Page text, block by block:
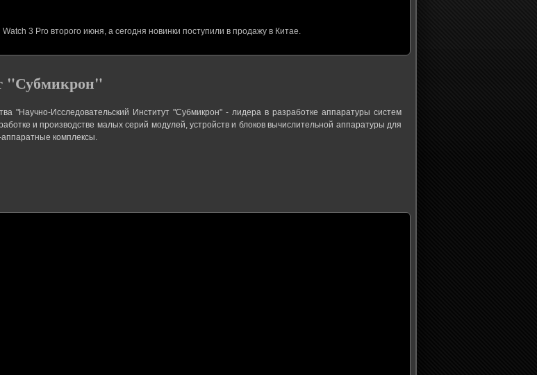
3 Pro второго июня, а сегодня новинки поступили в продажу в Китае.
"Субмикрон"
"Научно-Исследовательский Институт "Субмикрон" - лидера в разработке аппаратуры систем
и производстве малых серий модулей, устройств и блоков вычислительной аппаратуры для
комплексы.